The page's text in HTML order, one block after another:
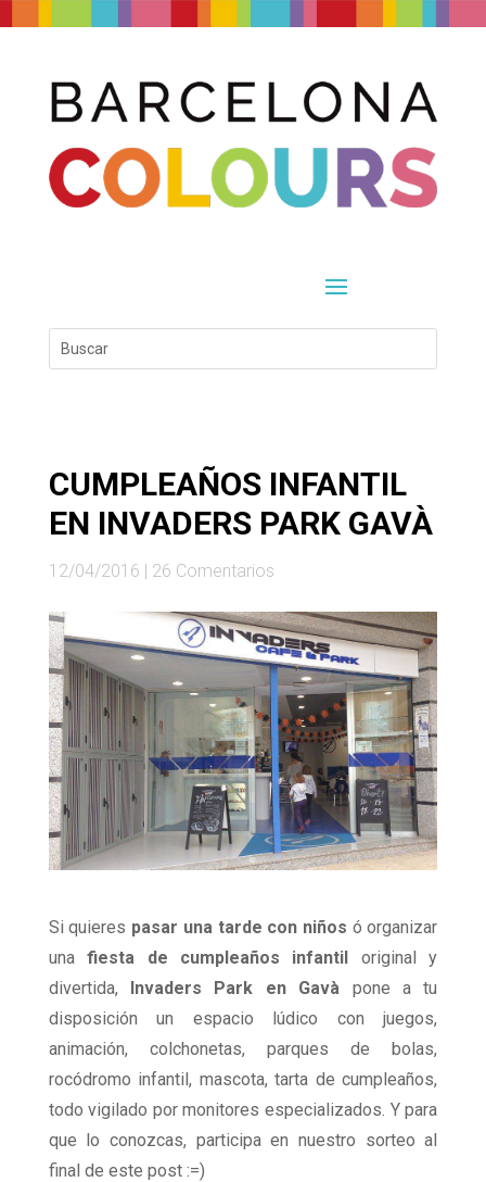
CUMPLEAÑOS INFANTIL
EN INVADERS PARK GAVÀ
12/04/2016 26 Comentarios
Si quieres pasar una tarde con niños ó organizar
unafiesta de cumpleaños infantil original y
divertida, Invaders Park en Gavà pone a tu
disposición un espacio lúdico con juegos,
animación, colchonetas, parques de bolas,
rocódromo infantil, mascota, tarta de cumpleaños,
todo vigilado por monitores especializados. Y para
que lo conozcas, participa en nuestro sorteo al
final de este post :=)